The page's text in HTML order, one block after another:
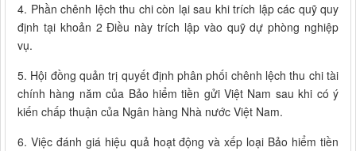
4. Phần chênh lệch thu chi còn lại sau khi trích lập các quỹ quy
định tại khoản 2 Điều này trích lập vào quỹ dự phòng nghiệp
vụ.
5. Hội đồng quản trị quyết định phân phối chênh lệch thu chi tài
chính hàng năm của Bảo hiểm tiền gửi Việt Nam sau khi có ý
kiến chấp thuận của Ngân hàng Nhà nước Việt Nam.
6. Việc đánh giá hiệu quả hoạt động và xếp loại Bảo hiểm tiền